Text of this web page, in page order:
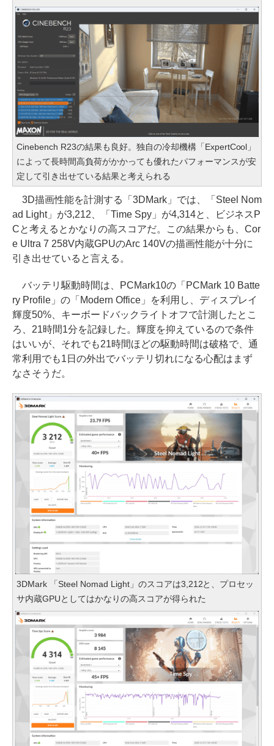
Cinebench R23の結果も良好。独自の冷却機構「ExpertCool」
によって長時間高負荷がかかっても優れたパフォーマンスが安
定して引き出せている結果と考えられる
3D描画性能を計測する「3DMark」では、「Steel Nom
ad Light」が3,212、「Time Spy」が4,314と、ビジネスP
Cと考えるとかなりの高スコアだ。この結果からも、Cor
e Ultra 7 258V内蔵GPUのArc 140Vの描画性能が十分に
引き出せていると言える。
バッテリ駆動時間は、PCMark10の「PCMark 10 Batte
ry Profile」の「Modern Office」を利用し、ディスプレイ
輝度50%、キーボードバックライトオフで計測したとこ
ろ、21時間1分を記録した。輝度を抑えているので条件
はいいが、それでも21時間ほどの駆動時間は破格で、通
常利用でも1日の外出でバッテリ切れになる心配はまず
なさそうだ。
3DMark 「Steel Nomad Light」のスコアは3,212と、プロセッ
サ内蔵GPUとしてはかなりの高スコアが得られた